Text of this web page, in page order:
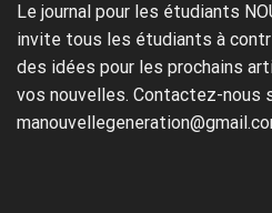
Le journal pour les étudiants
invite tous les étudiants à
des idées pour les prochains
vos nouvelles. Contactez-nous